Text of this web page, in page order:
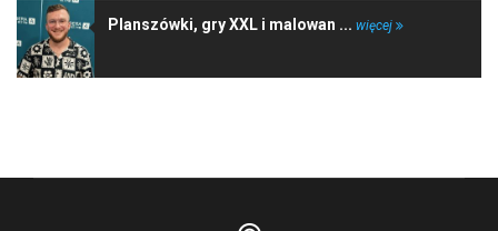
Planszówki, gry XXL i malowan ... więcej